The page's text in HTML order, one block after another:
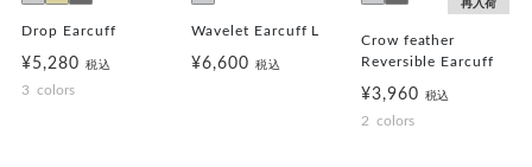
Drop Earcuff
¥5,280税込
3 colors
Wavelet Earcuff L
¥6,600 税込
再入荷
Crow feather
Reversible Earcuff
¥3,960 税込
2 colors